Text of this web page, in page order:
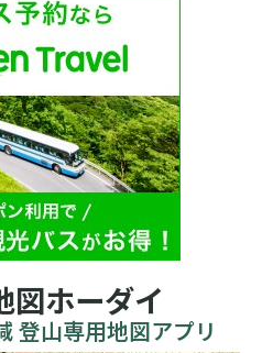
図ホーダイ
登山専用地図アプリ